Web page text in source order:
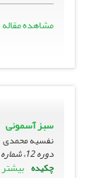
مشاهده مقاله
سبز آسمونى
نفسیه محمدی
دوره 12، شماره 136 ، تیر 1382
چکیده بیشتر